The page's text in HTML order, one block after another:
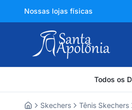
Nossas lojas físicas
Todos os
Skechers Tênis Skechers